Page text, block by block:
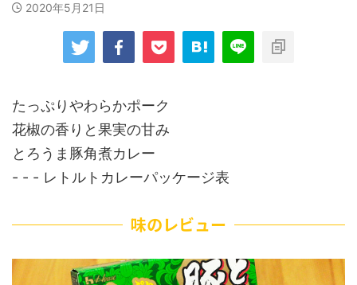
2020年5月21日
たっぷりやわらかポーク
花椒の香りと果実の甘み
とろうま豚角煮カレー
- - - レトルトカレーパッケージ表
味のレビュー